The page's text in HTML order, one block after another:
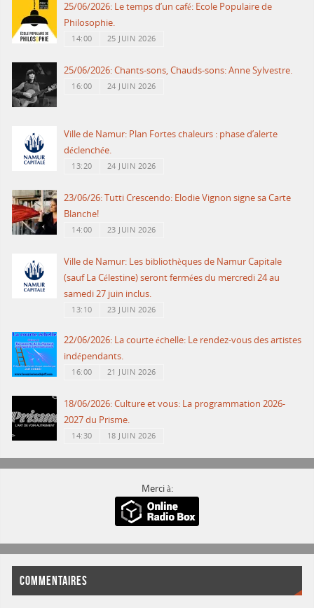
25/06/2026: Le temps d’un café: Ecole Populaire de
Philosophie.
14:00 25 JUIN 2026
25/06/2026: Chants-sons, Chauds-sons: Anne Sylvestre.
16:00 24 JUIN 2026
Ville de Namur: Plan Fortes chaleurs : phase d’alerte
déclenchée.
13:20 24 JUIN 2026
23/06/26: Tutti Crescendo: Elodie Vignon signe sa Carte
Blanche!
14:00 23 JUIN 2026
Ville de Namur: Les bibliothèques de Namur Capitale
(sauf La Célestine) seront fermées du mercredi 24 au
samedi 27 juin inclus.
13:10 23 JUIN 2026
22/06/2026: La courte échelle: Le rendez-vous des artistes
indépendants.
16:00 21 JUIN 2026
18/06/2026: Culture et vous: La programmation 2026-
2027 du Prisme.
14:30 18 JUIN 2026
Merci à:
COMMENTAIRES